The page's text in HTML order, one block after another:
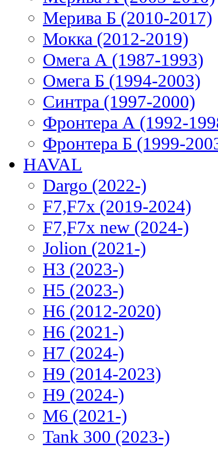
Мерива Б (2010-2017)
Мокка (2012-2019)
Омега А (1987-1993)
Омега Б (1994-2003)
Синтра (1997-2000)
Фронтера А (1992-
Фронтера Б (1999-
HAVAL
Dargo (2022-)
F7,F7x (2019-2024)
F7,F7x new (2024-)
Jolion (2021-)
H3 (2023-)
H5 (2023-)
H6 (2012-2020)
H6 (2021-)
H7 (2024-)
H9 (2014-2023)
H9 (2024-)
M6 (2021-)
Tank 300 (2023-)